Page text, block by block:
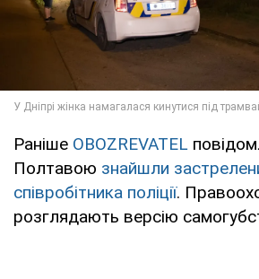
Раніше OBOZREVATEL
Полтавою знайшли
співробітника поліції.
розглядають версію